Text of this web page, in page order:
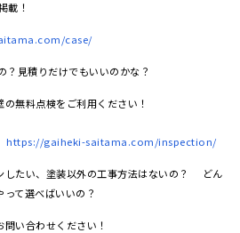
載！
case/
見積りだけでもいいのかな？
無料点検をご利用ください！
https://gaiheki-saitama.com/inspection/
したい、塗装以外の工事方法はないの？ どん
て選べばいいの？
い合わせください！